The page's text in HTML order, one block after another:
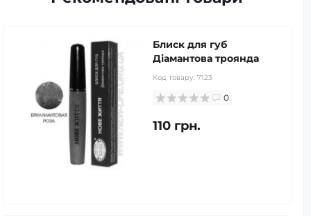
Блиск для губ
Діамантова троянда
Код товару: 7123
0
110 грн.